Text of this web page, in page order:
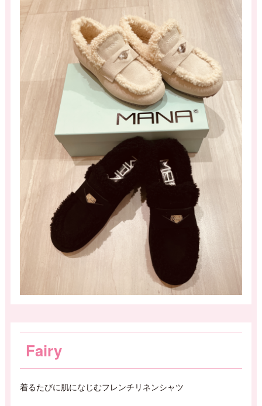
Fairy
着るたびに肌になじむフレンチリネンシャツ